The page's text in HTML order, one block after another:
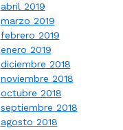
abril 2019
marzo 2019
febrero 2019
enero 2019
diciembre 2018
noviembre 2018
octubre 2018
septiembre 2018
agosto 2018